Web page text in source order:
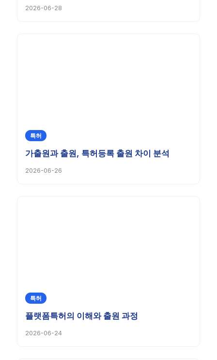
2026-06-28
특허
가출원과 출원, 특허등록 출원 차이 분석
2026-06-26
특허
플랫폼특허의 이해와 출원 과정
2026-06-24